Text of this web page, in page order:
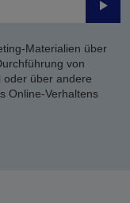
Materialien über
von
oder über andere
Online-Verhaltens